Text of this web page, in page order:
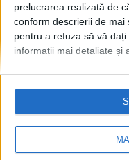
prelucrarea realizată de
conform descrierii de mai
pentru a refuza să vă
informații mai detaliate și
retrageți consimțământul
și făcând clic pe butonul
© 2020 Radio TOP Suceava